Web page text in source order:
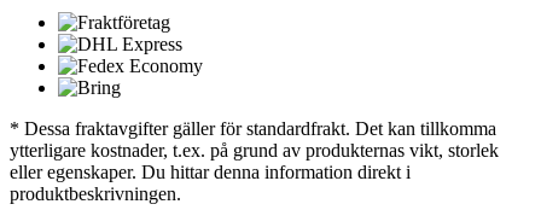
* Dessa fraktavgifter gäller för standardfrakt. Det kan tillkomma
ytterligare kostnader, t.ex. på grund av produkternas vikt, storlek
eller egenskaper. Du hittar denna information direkt i
produktbeskrivningen.